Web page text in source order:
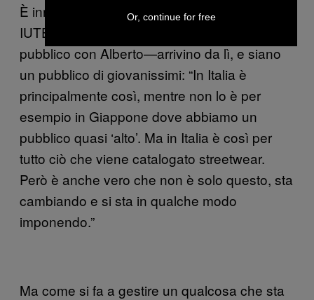
È innegabile dunque, che parte dei clienti di
IUTER—che più volte alla fine definiamo
pubblico con Alberto—arrivino da lì, e siano
un pubblico di giovanissimi: “In Italia è
principalmente così, mentre non lo è per
esempio in Giappone dove abbiamo un
pubblico quasi ‘alto’. Ma in Italia è così per
tutto ciò che viene catalogato streetwear.
Però è anche vero che non è solo questo, sta
cambiando e si sta in qualche modo
imponendo.”
Ma come si fa a gestire un qualcosa che sta
Or, continue for free